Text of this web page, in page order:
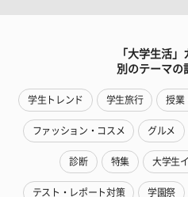
「大学生活
別のテーマの
学生トレンド 学生旅行 授業
ファッション・コスメ グルメ
診断 特集 大学生
テスト・レポート対策 学園祭